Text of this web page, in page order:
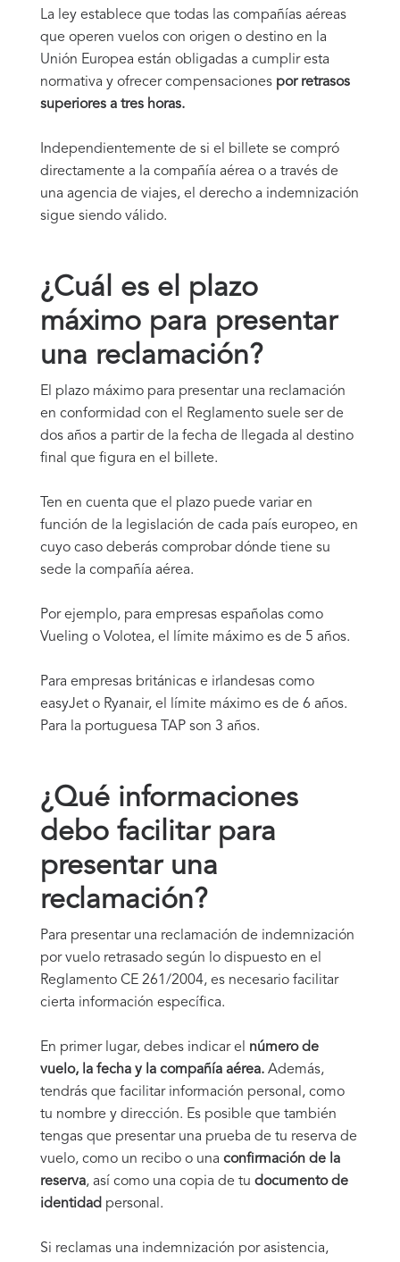
La ley establece que todas las compañías aéreas
que operen vuelos con origen o destino en la
Unión Europea están obligadas a cumplir esta
normativa y ofrecer compensaciones por retrasos
superiores a tres horas.
Independientemente de si el billete se compró
directamente a la compañía aérea o a través de
una agencia de viajes, el derecho a indemnización
sigue siendo válido.
¿Cuál es el plazo
máximo para presentar
una reclamación?
El plazo máximo para presentar una reclamación
en conformidad con el Reglamento suele ser de
dos años a partir de la fecha de llegada al destino
final que figura en el billete.
Ten en cuenta que el plazo puede variar en
función de la legislación de cada país europeo, en
cuyo caso deberás comprobar dónde tiene su
sede la compañía aérea.
Por ejemplo, para empresas españolas como
Vueling o Volotea, el límite máximo es de 5 años.
Para empresas británicas e irlandesas como
easyJet o Ryanair, el límite máximo es de 6 años.
Para la portuguesa TAP son 3 años.
¿Qué informaciones
debo facilitar para
presentar una
reclamación?
Para presentar una reclamación de indemnización
por vuelo retrasado según lo dispuesto en el
Reglamento CE 261/2004, es necesario facilitar
cierta información específica.
En primer lugar, debes indicar el número de
vuelo, la fecha y la compañía aérea. Además,
tendrás que facilitar información personal, como
tu nombre y dirección. Es posible que también
tengas que presentar una prueba de tu reserva de
vuelo, como un recibo o una confirmación de la
reserva, así como una copia de tu documento de
identidad personal.
Si reclamas una indemnización por asistencia,